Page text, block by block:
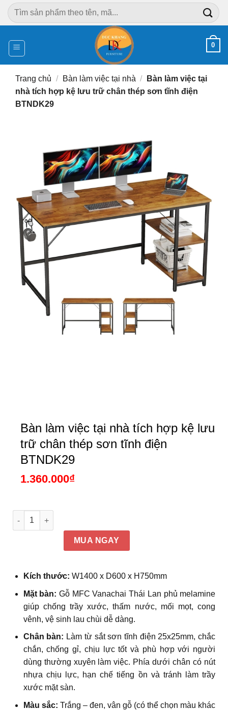
Chuyển
đến
dung
Tìm
kiếm:
0
Trang chủ / Bàn làm việc tại nhà /
Bàn làm việc tại
nhà tích hợp kệ lưu trữ chân thép sơn tĩnh điện
BTNDK29
Bàn làm việc tại nhà tích hợp kệ lưu
trữ chân thép sơn tĩnh điện
BTNDK29
1.360.000₫
Bàn làm việc tại nhà tích hợp kệ lưu trữ chân thép sơn tĩnh
MUA NGAY
Kích thước: W1400 x D600 x H750mm
Mặt bàn: Gỗ MFC Vanachai Thái Lan phủ melamine
giúp chống trầy xước, thấm nước, mối mọt, cong
vênh, vệ sinh lau chùi dễ dàng.
Chân bàn: Làm từ sắt sơn tĩnh điện 25x25mm, chắc
chắn, chống gỉ, chịu lực tốt và phù hợp với người
dùng thường xuyên làm việc. Phía dưới chân có nút
nhựa chịu lực, hạn chế tiếng ồn và tránh làm trầy
xước mặt sàn.
Màu sắc: Trắng – đen, vân gỗ (có thể chọn màu khác